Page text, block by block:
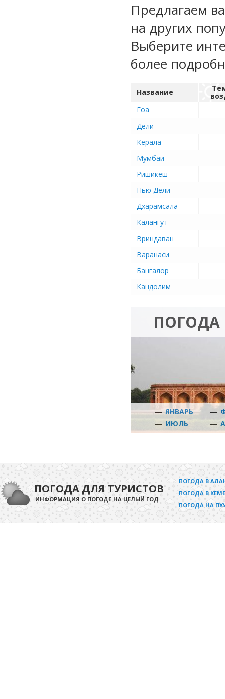
Предлагаем
на других
Выберите
более
Название
Гоа
Дели
Керала
Мумбаи
Ришикеш
Нью Дели
Дхарамсала
Калангут
Вриндаван
Варанаси
Бангалор
Кандолим
ПОГОДА
—ЯНВАРЬ —
— ИЮЛЬ —
ПОГОДА ДЛЯ ТУРИСТОВ
ИНФОРМАЦИЯ О ПОГОДЕ НА ЦЕЛЫЙ ГОД
ПОГОДА В
ПОГОДА В
ПОГОДА НА